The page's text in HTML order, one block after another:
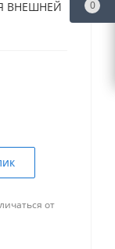
ВНЕШНЕЙ
от
0